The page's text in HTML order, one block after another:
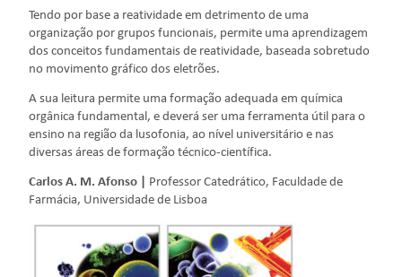
Tendo por base a reatividade em detrimento de uma
organização por grupos funcionais, permite uma aprendizagem
dos conceitos fundamentais de reatividade, baseada sobretudo
no movimento gráfico dos eletrões.
A sua leitura permite uma formação adequada em química
orgânica fundamental, e deverá ser uma ferramenta útil para o
ensino na região da lusofonia, ao nível universitário e nas
diversas áreas de formação técnico-científica.
Carlos A. M. Afonso | Professor Catedrático, Faculdade de
Farmácia, Universidade de Lisboa